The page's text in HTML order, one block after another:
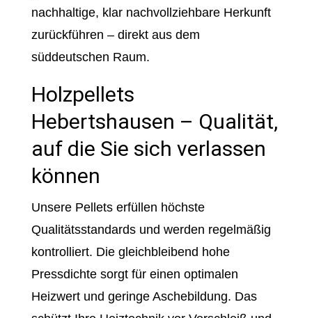
nachhaltige, klar nachvollziehbare Herkunft
zurückführen – direkt aus dem
süddeutschen Raum.
Holzpellets
Hebertshausen – Qualität,
auf die Sie sich verlassen
können
Unsere Pellets erfüllen höchste
Qualitätsstandards und werden regelmäßig
kontrolliert. Die gleichbleibend hohe
Pressdichte sorgt für einen optimalen
Heizwert und geringe Aschebildung. Das